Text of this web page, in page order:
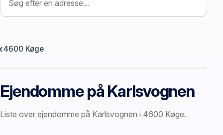
4600 Køge
Ejendomme på Karlsvognen
Liste over ejendomme på Karlsvognen i 4600 Køge.